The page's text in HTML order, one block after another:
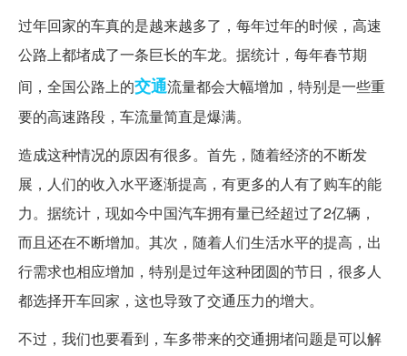
过年回家的车真的是越来越多了，每年过年的时候，高速
公路上都堵成了一条巨长的车龙。据统计，每年春节期
间，全国公路上的交通流量都会大幅增加，特别是一些重
要的高速路段，车流量简直是爆满。
造成这种情况的原因有很多。首先，随着经济的不断发
展，人们的收入水平逐渐提高，有更多的人有了购车的能
力。据统计，现如今中国汽车拥有量已经超过了2亿辆，
而且还在不断增加。其次，随着人们生活水平的提高，出
行需求也相应增加，特别是过年这种团圆的节日，很多人
都选择开车回家，这也导致了交通压力的增大。
不过，我们也要看到，车多带来的交通拥堵问题是可以解